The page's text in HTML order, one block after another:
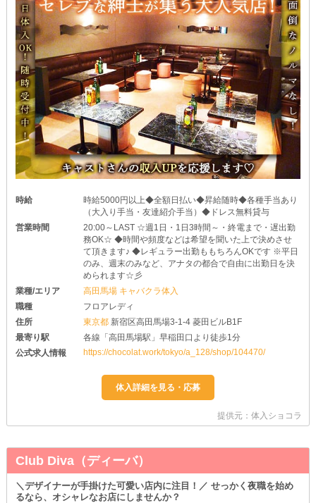
時給
時給5000円以上◆全額日払い◆昇給随時◆各種手当あり
（大入り手当・友達紹介手当）◆ドレス無料貸与
営業時間
20:00～LAST ☆週1日・1日3時間～・終電まで・遅出勤
務OK☆ ◆時間や頻度などは希望を聞いた上で決めさせ
て頂きます♪ ◆レギュラー出勤ももちろんOKです ※平日
のみ、週末のみなど、アナタの都合で自由に出勤日を決
められます☆彡
業種/エリア
高田馬場 キャバクラ体入
職種
フロアレディ
住所
東京都 新宿区高田馬場3-1-4 菱田ビルB1F
最寄り駅
各線「高田馬場駅」早稲田口より徒歩1分
公式求人情報
https://chocolat.work/tokyo/a_128/shop/104470/
提供元：体入ショコラ
Club Diva（ディーバ）
＼デザイナーが手掛けた可愛い店内に注目！／ せっかく夜職を始め
るなら、オシャレなお店にしませんか？